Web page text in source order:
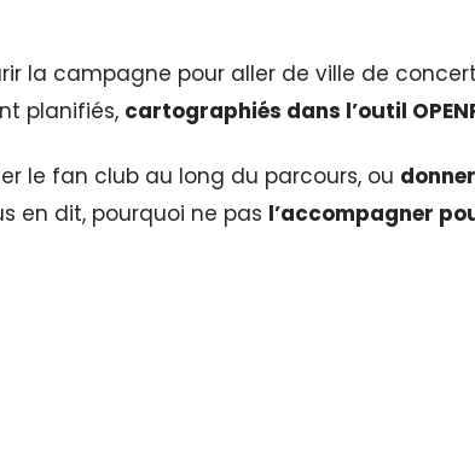
la campagne pour aller de ville de
planifiés, cartographiés dans l’outil
le fan club au long du parcours, ou
en dit, pourquoi ne pas l’accompagner